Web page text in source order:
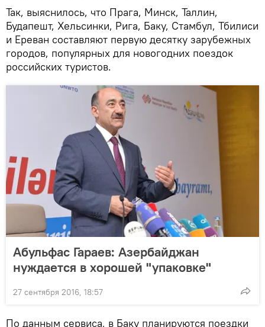
Так, выяснилось, что Прага, Минск, Таллин,
Будапешт, Хельсинки, Рига, Баку, Стамбул, Тбилиси
и Ереван составляют первую десятку зарубежных
городов, популярных для новогодних поездок
российских туристов.
Абульфас Гараев: Азербайджан
нуждается в хорошей "упаковке"
27 сентября 2016, 18:57
По данным сервиса, в Баку планируются поездки